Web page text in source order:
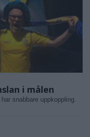
i målen
snabbare uppkoppling.